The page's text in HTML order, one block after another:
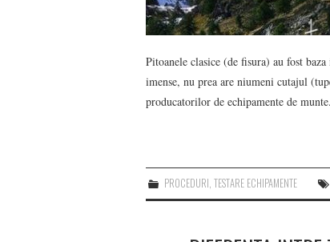
Pitoanele clasice (de fisura) au fost
imense, nu prea are niumeni cutajul
producatorilor de echipamente de
PROCEDURI ,TESTARE ECHIPAMENTE